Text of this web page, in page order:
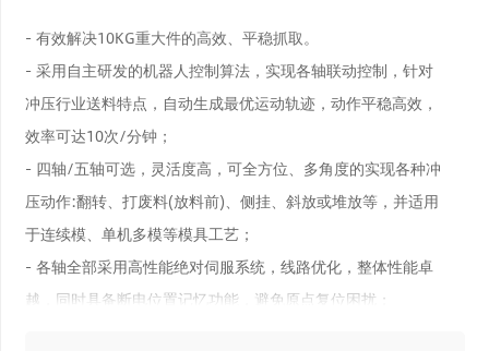
- 有效解决10KG重大件的高效、平稳抓取。
- 采用自主研发的机器人控制算法，实现各轴联动控制，针对
冲压行业送料特点，自动生成最优运动轨迹，动作平稳高效，
效率可达10次/分钟；
- 四轴/五轴可选，灵活度高，可全方位、多角度的实现各种冲
压动作:翻转、打废料(放料前)、侧挂、斜放或堆放等，并适用
于连续模、单机多模等模具工艺；
- 各轴全部采用高性能绝对伺服系统，线路优化，整体性能卓
越，同时具备断电位置记忆功能，避免原点复位困扰；